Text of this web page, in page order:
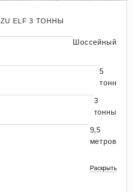
ELF 3 ТОННЫ
Шоссейный
5
тонн
3
тонны
9,5
метров
Раскрыть